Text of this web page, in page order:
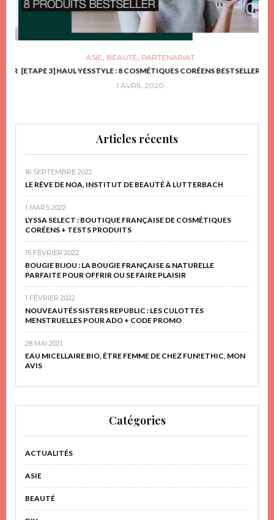
ASIE,BEAUTÉ,PARTENARIAT
[ETAPE 3] HAUL YESSTYLE : 8 COSMÉTIQUES CORÉENS BESTSELLER
1 AVRIL 2020
Articles récents
16 SEPTEMBRE 2022
LE RÊVE DE NOA, INSTITUT DE BEAUTÉ À LUTTERBACH
1 MARS 2022
LYSSA SELECT : BOUTIQUE FRANÇAISE DE COSMÉTIQUES
CORÉENS + TESTS PRODUITS
15 FÉVRIER 2022
BOUGIE BIJOU : LA BOUGIE FRANÇAISE & NATURELLE
PARFAITE POUR OFFRIR OU SE FAIRE PLAISIR
1 FÉVRIER 2022
NOUVEAUTÉS SISTERS REPUBLIC : LES CULOTTES
MENSTRUELLES POUR ADO + CODE PROMO
28 MAI 2021
EAU MICELLAIRE BIO, ÊTRE FEMME DE CHEZ FUN!ETHIC, MON
AVIS
Catégories
ACTUALITÉS
ASIE
BEAUTÉ